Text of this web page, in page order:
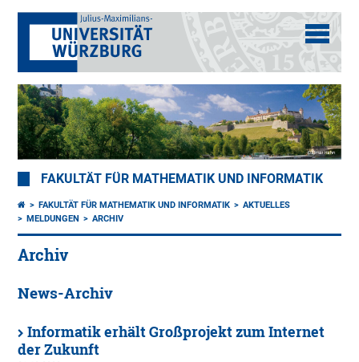
FAKULTÄT FÜR MATHEMATIK UND INFORMATIK
FAKULTÄT FÜR MATHEMATIK UND INFORMATIK
AKTUELLES
MELDUNGEN
ARCHIV
Archiv
News-Archiv
Informatik erhält Großprojekt zum Internet
der Zukunft